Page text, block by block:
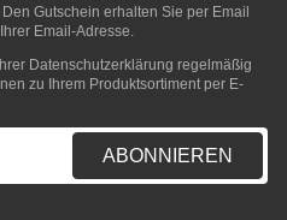
Gutschein erhalten Sie per Email
Email-Adresse.
Datenschutzerklärung regelmäßig
zu Ihrem Produktsortiment per E-
ABONNIEREN